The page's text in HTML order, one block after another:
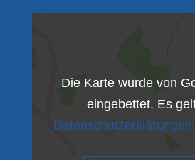
Die Karte wurde von
eingebettet. Es
Datenschutzerklärungen